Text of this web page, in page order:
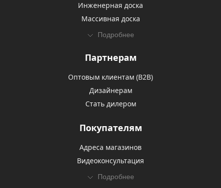
Инженерная доска
Массивная доска
Подробнее
Партнерам
Оптовым клиентам (В2В)
Дизайнерам
Стать дилером
Покупателям
Адреса магазинов
Видеоконсультация
Подробнее